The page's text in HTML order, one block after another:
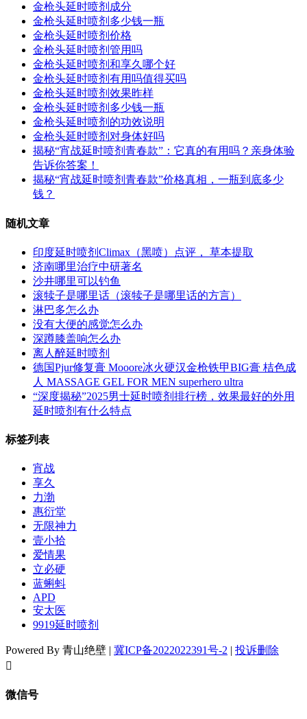
金枪头延时喷剂成分
金枪头延时喷剂多少钱一瓶
金枪头延时喷剂价格
金枪头延时喷剂管用吗
金枪头延时喷剂和享久哪个好
金枪头延时喷剂有用吗值得买吗
金枪头延时喷剂效果昨样
金枪头延时喷剂多少钱一瓶
金枪头延时喷剂的功效说明
金枪头延时喷剂对身体好吗
揭秘“宵战延时喷剂青春款”：它真的有用吗？亲身体验
告诉你答案！
揭秘“宵战延时喷剂青春款”价格真相，一瓶到底多少
钱？
随机文章
印度延时喷剂Climax（黑喷）点评， 草本提取
济南哪里治疗中研著名
沙井哪里可以钓鱼
滚犊子是哪里话（滚犊子是哪里话的方言）
淋巴多怎么办
没有大便的感觉怎么办
深蹲膝盖响怎么办
离人醉延时喷剂
德国Pjur修复膏 Mooore冰火硬汉金枪铁甲BIG膏 桔色成
人 MASSAGE GEL FOR MEN superhero ultra
“深度揭秘”2025男士延时喷剂排行榜，效果最好的外用
延时喷剂有什么特点
标签列表
宵战
享久
力渤
惠衍堂
无限神力
壹小拾
爱情果
立必硬
蓝蝌蚪
APD
安太医
9919延时喷剂
Powered By 青山绝壁 | 冀ICP备2022022391号-2 | 投诉删除
󦘖
微信号